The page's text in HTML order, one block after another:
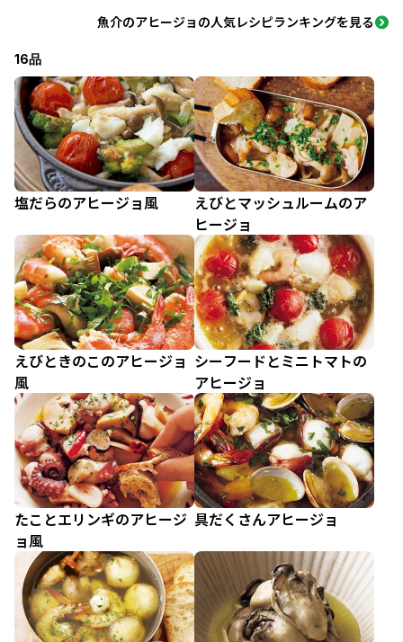
魚介のアヒージョの人気レシピランキングを見る
16品
塩だらのアヒージョ風
えびとマッシュルームのア
ヒージョ
えびときのこのアヒージョ
風
シーフードとミニトマトの
アヒージョ
たことエリンギのアヒージ
ョ風
具だくさんアヒージョ